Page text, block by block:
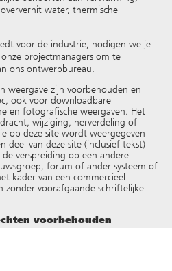
water, thermische
voor de industrie, nodigen we je
projectmanagers om te
ons ontwerpbureau.
weergave zijn voorbehouden en
ook voor downloadbare
en fotografische weergaven. Het
wijziging, herverdeling of
op deze site wordt weergegeven
deel van deze site (inclusief tekst)
verspreiding op een andere
forum of ander systeem of
kader van een commercieel
zonder voorafgaande schriftelijke
voorbehouden